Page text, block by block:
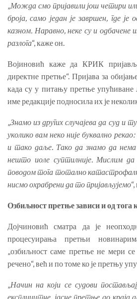
„Можда смо пријавили још четири
броја, само један је завршен, где је
казном. Наравно, неке су и одбачене
разлога“, каже он.
Војиновић каже да КРИК
директне претње“. Пријава за
када су у питању претње
име редакције подносила их је
„Знамо из других случајева да суд и
уколико вам неко није буквално
и тако даље. Тако да знамо да
нешто иоле суптилније. Мислим да
поводом тога тотално
нисмо охрабрени да то пријављујемо
Озбиљност претње зависи и од тога
Дојчиновић сматра да је
процесуирања претњи
„озбиљност саме претње не мери
речено“, већ и по томе ко је претњу
„Начин на који се судови
експлицитне, јасне претње до краја